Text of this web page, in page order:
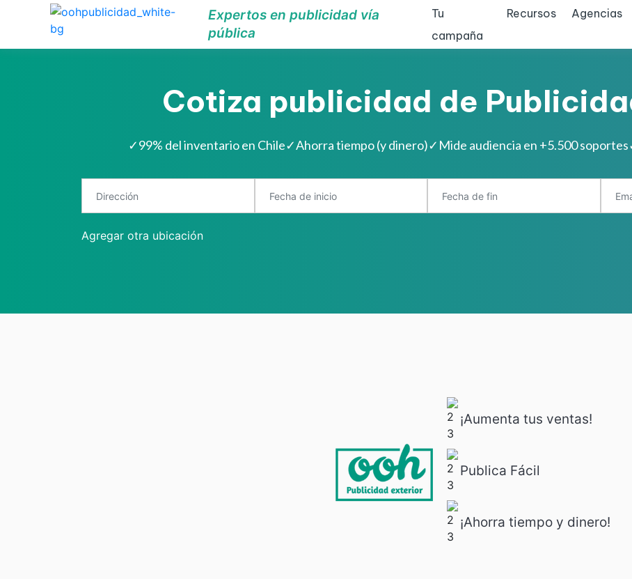
Expertos en publicidad vía
pública
Tu
campaña
Recursos Agencias
Cotiza publicidad de
✓99% del inventario en Chile✓Ahorra tiempo (y dinero)✓ Mide audiencia en +5.500 soportes
Agregar otra ubicación
¡Aumenta tus ventas!
Publica Fácil
¡Ahorra tiempo y dinero!